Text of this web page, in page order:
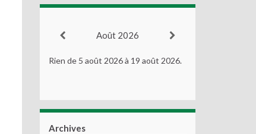
Août 2026
Rien de 5 août 2026 à 19 août 2026.
Archives